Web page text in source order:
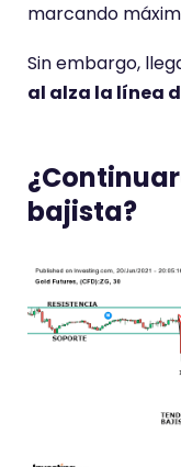
marcando
Sin embargo,
al alza la línea
bajista?